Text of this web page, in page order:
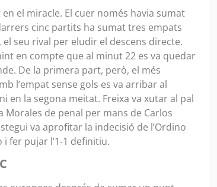
el miracle. El cuer només havia sumat
cinc partits ha sumat tres empats
seu rival per eludir el descens directe.
en compte que al minut 22 es va quedar
De la primera part, però, el més
l’empat sense gols es va arribar al
en la segona meitat. Freixa va xutar al pal
Morales de penal per mans de Carlos
va aprofitar la indecisió de l’Ordino
fer pujar l’1-1 definitiu.